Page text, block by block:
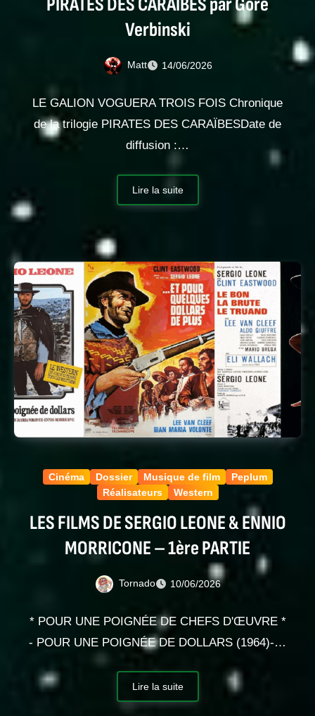
PIRATES DES CARAÏBES par Gore
Verbinski
Matt 14/06/2026
LE GALION VOGUERA TROIS FOIS Chronique
de la trilogie PIRATES DES CARAÏBESDate de
diffusion :…
Lire la suite
Cinéma Dossier Musique de film
Peplum
Réalisateurs
Western
LES FILMS DE SERGIO LEONE & ENNIO
MORRICONE – 1ère PARTIE
Tornado 10/06/2026
* POUR UNE POIGNÉE DE CHEFS D'ŒUVRE *
- POUR UNE POIGNÉE DE DOLLARS (1964)-…
Lire la suite